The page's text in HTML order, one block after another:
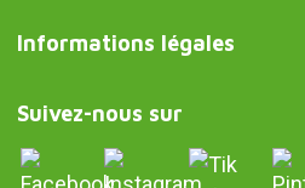
Informations légales
Suivez-nous sur